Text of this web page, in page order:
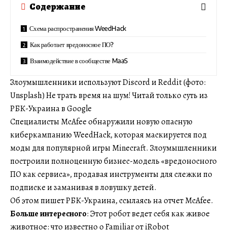
Содержание
Схема распространения WeedHack
Как работает вредоносное ПО?
Взаимодействие в сообществе MaaS
Злоумышленники используют Discord и Reddit (фото:
Unsplash) Не трать время на шум! Читай только суть из
РБК-Украина в Google
Специалисты McAfee обнаружили новую опасную
киберкампанию WeedHack, которая маскируется под
моды для популярной игры Minecraft. Злоумышленники
построили полноценную бизнес-модель «вредоносного
ПО как сервиса», продавая инструменты для слежки по
подписке и заманивая в ловушку детей.
Об этом пишет РБК-Украина, ссылаясь на отчет McAfee.
Больше интересного: Этот робот ведет себя как живое
животное: что известно о Familiar от iRobot